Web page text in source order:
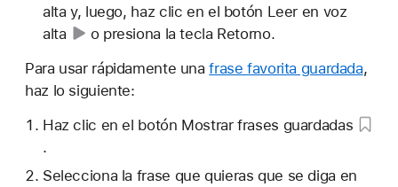
alta y, luego, haz clic en el botón Leer en voz
alta
o presiona la tecla Retorno.
Para usar rápidamente unafrase favorita guardada,
haz lo siguiente:
Haz clic en el botón Mostrar frases guardadas
.
Selecciona la frase que quieras que se diga en